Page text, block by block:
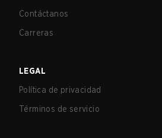
Contáctanos
Carreras
LEGAL
Política de privacidad
Términos de servicio